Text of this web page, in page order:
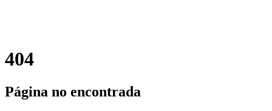
404
Página no encontrada